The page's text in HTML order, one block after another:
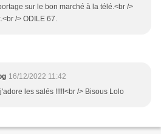
sur le bon marché à la télé.<br />
/> ODILE 67.
16/12/2022 11:42
les salés !!!!!<br /> Bisous Lolo